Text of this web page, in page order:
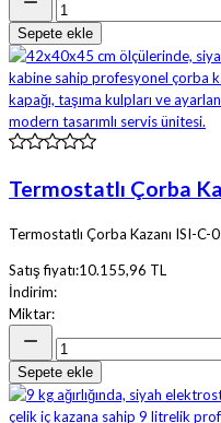
Sepete ekle
Termostatlı Çorba
Termostatlı Çorba Kazanı ISI-
Satış fiyatı:10.155,96 TL
İndirim:
Miktar:
Sepete ekle